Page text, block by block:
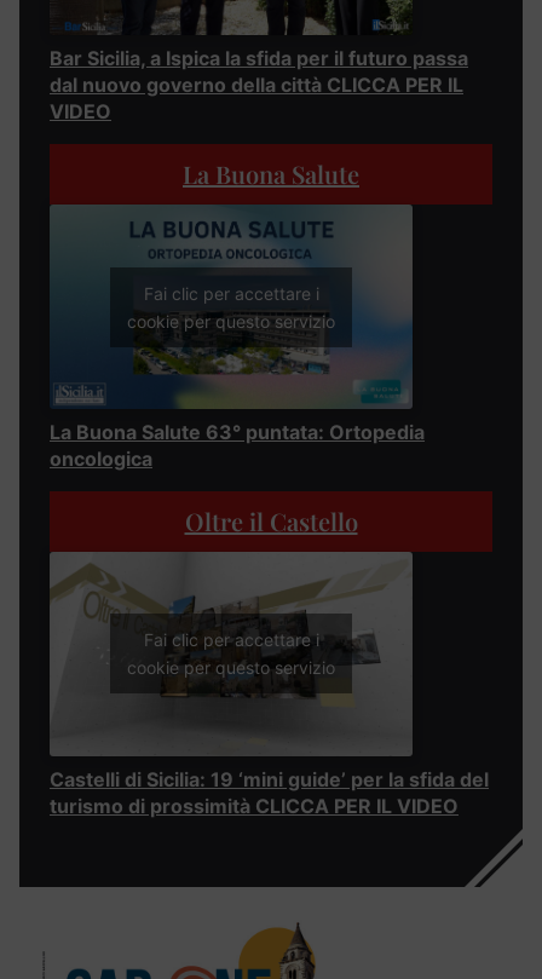
Bar Sicilia, a Ispica la sfida per il futuro passa
dal nuovo governo della città CLICCA PER IL
VIDEO
La Buona Salute
Fai clic per accettare i
cookie per questo servizio
La Buona Salute 63° puntata: Ortopedia
oncologica
Oltre il Castello
Fai clic per accettare i
cookie per questo servizio
Castelli di Sicilia: 19 ‘mini guide’ per la sfida del
turismo di prossimità CLICCA PER IL VIDEO